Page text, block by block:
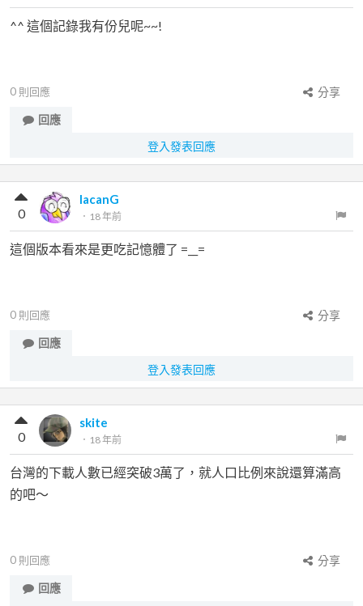
^^ 這個記錄我有份兒呢~~!
0 則回應
分享
回應
登入發表回應
lacanG
． 18 年前
0
這個版本看來是更吃記憶體了 =__=
0 則回應
分享
回應
登入發表回應
skite
． 18 年前
0
台灣的下載人數已經突破3萬了，就人口比例來說還算滿高
的吧～
0 則回應
分享
回應